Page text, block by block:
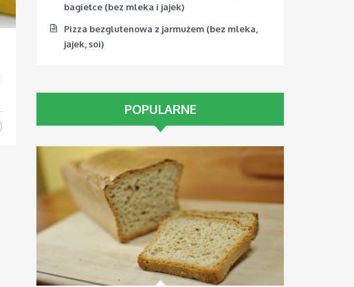
bagietce (bez mleka i jajek)
Pizza bezglutenowa z jarmużem (bez mleka,
jajek, soi)
POPULARNE